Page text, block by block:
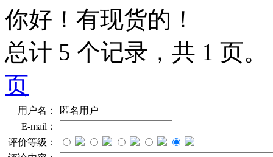
你好！有现货的！
总计 5 个记录，共 1 页。
页
用户名：
匿名用户
E-mail：
评价等级：